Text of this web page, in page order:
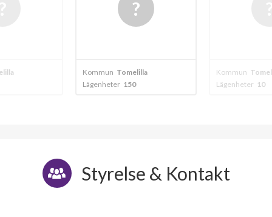
Kommun Tomelilla
Lägenheter 150
Kommun
Lägenheter 10
Styrelse & Kontakt